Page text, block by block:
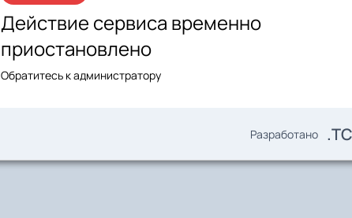
Действие сервиса временно
приостановлено
Обратитесь к администратору
Разработано